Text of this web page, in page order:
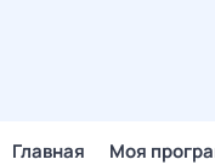
Главная Моя